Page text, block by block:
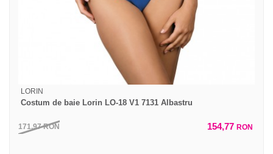
LORIN
Costum de baie Lorin LO-18 V1 7131 Albastru
171,97RON 154,77 RON